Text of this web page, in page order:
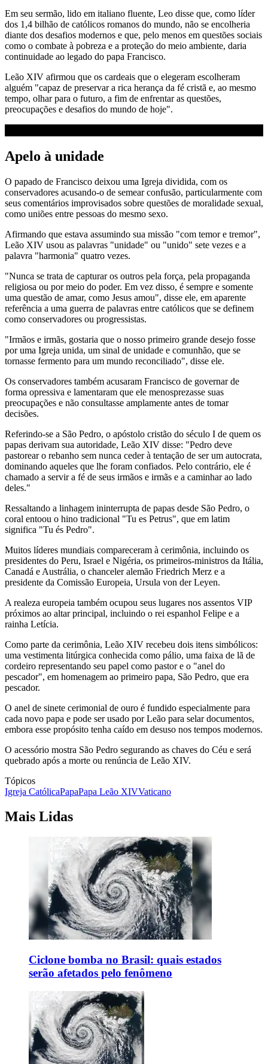
Em seu sermão, lido em italiano fluente, Leo disse que, como líder
dos 1,4 bilhão de católicos romanos do mundo, não se encolheria
diante dos desafios modernos e que, pelo menos em questões sociais
como o combate à pobreza e a proteção do meio ambiente, daria
continuidade ao legado do papa Francisco.
Leão XIV afirmou que os cardeais que o elegeram escolheram
alguém "capaz de preservar a rica herança da fé cristã e, ao mesmo
tempo, olhar para o futuro, a fim de enfrentar as questões,
preocupações e desafios do mundo de hoje".
Apelo à unidade
O papado de Francisco deixou uma Igreja dividida, com os
conservadores acusando-o de semear confusão, particularmente com
seus comentários improvisados ​​sobre questões de moralidade sexual,
como uniões entre pessoas do mesmo sexo.
Afirmando que estava assumindo sua missão "com temor e tremor",
Leão XIV usou as palavras "unidade" ou "unido" sete vezes e a
palavra "harmonia" quatro vezes.
"Nunca se trata de capturar os outros pela força, pela propaganda
religiosa ou por meio do poder. Em vez disso, é sempre e somente
uma questão de amar, como Jesus amou", disse ele, em aparente
referência a uma guerra de palavras entre católicos que se definem
como conservadores ou progressistas.
"Irmãos e irmãs, gostaria que o nosso primeiro grande desejo fosse
por uma Igreja unida, um sinal de unidade e comunhão, que se
tornasse fermento para um mundo reconciliado", disse ele.
Os conservadores também acusaram Francisco de governar de
forma opressiva e lamentaram que ele menosprezasse suas
preocupações e não consultasse amplamente antes de tomar
decisões.
Referindo-se a São Pedro, o apóstolo cristão do século I de quem os
papas derivam sua autoridade, Leão XIV disse: "Pedro deve
pastorear o rebanho sem nunca ceder à tentação de ser um autocrata,
dominando aqueles que lhe foram confiados. Pelo contrário, ele é
chamado a servir a fé de seus irmãos e irmãs e a caminhar ao lado
deles."
Ressaltando a linhagem ininterrupta de papas desde São Pedro, o
coral entoou o hino tradicional "Tu es Petrus", que em latim
significa "Tu és Pedro".
Muitos líderes mundiais compareceram à cerimônia, incluindo os
presidentes do Peru, Israel e Nigéria, os primeiros-ministros da Itália,
Canadá e Austrália, o chanceler alemão Friedrich Merz e a
presidente da Comissão Europeia, Ursula von der Leyen.
A realeza europeia também ocupou seus lugares nos assentos VIP
próximos ao altar principal, incluindo o rei espanhol Felipe e a
rainha Letícia.
Como parte da cerimônia, Leão XIV recebeu dois itens simbólicos:
uma vestimenta litúrgica conhecida como pálio, uma faixa de lã de
cordeiro representando seu papel como pastor e o "anel do
pescador", em homenagem ao primeiro papa, São Pedro, que era
pescador.
O anel de sinete cerimonial de ouro é fundido especialmente para
cada novo papa e pode ser usado por Leão para selar documentos,
embora esse propósito tenha caído em desuso nos tempos modernos.
O acessório mostra São Pedro segurando as chaves do Céu e será
quebrado após a morte ou renúncia de Leão XIV.
Tópicos
Igreja CatólicaPapaPapa Leão XIVVaticano
Mais Lidas
Ciclone bomba no Brasil: quais estados
serão afetados pelo fenômeno